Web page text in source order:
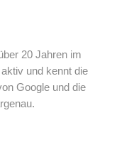
20 Jahren im
und kennt die
Google und die